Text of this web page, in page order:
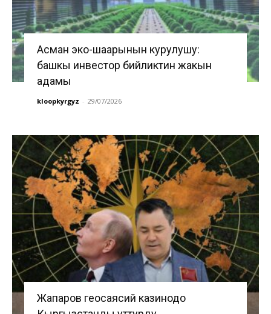
Асман эко-шаарынын курулушу:
башкы инвестор бийликтин жакын
адамы
kloopkyrgyz - 29/07/2026
Жапаров геосаясий казинодо